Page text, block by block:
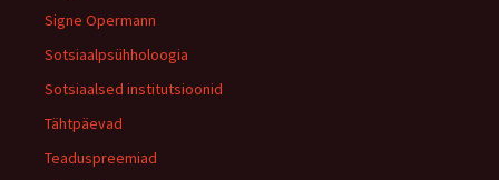
Signe Opermann
Sotsiaalpsühholoogia
Sotsiaalsed institutsioonid
Tähtpäevad
Teaduspreemiad